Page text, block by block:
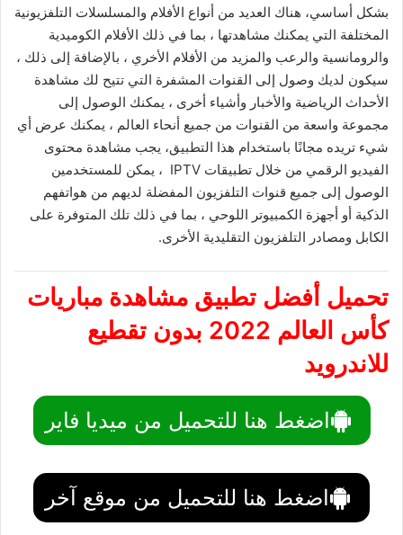
بشكل أساسي، هناك العديد من أنواع الأفلام والمسلسلات التلفزيونية
المختلفة التي يمكنك مشاهدتها ، بما في ذلك الأفلام الكوميدية
والرومانسية والرعب والمزيد من الأفلام الأخري ، بالإضافة إلى ذلك ،
سيكون لديك وصول إلى القنوات المشفرة التي تتيح لك مشاهدة
الأحداث الرياضية والأخبار وأشياء أخرى ، يمكنك الوصول إلى
مجموعة واسعة من القنوات من جميع أنحاء العالم ، يمكنك عرض أي
شيء تريده مجانًا باستخدام هذا التطبيق، يجب مشاهدة محتوى
الفيديو الرقمي من خلال تطبيقات IPTV ، يمكن للمستخدمين
الوصول إلى جميع قنوات التلفزيون المفضلة لديهم من هواتفهم
الذكية أو أجهزة الكمبيوتر اللوحي ، بما في ذلك تلك المتوفرة على
الكابل ومصادر التلفزيون التقليدية الأخرى.
تحميل أفضل تطبيق مشاهدة مباريات
كأس العالم 2022 بدون تقطيع
للاندرويد
اضغط هنا للتحميل من ميديا فاير
اضغط هنا للتحميل من موقع آخر